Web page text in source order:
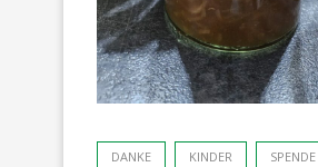
DANKE KINDER SPENDE